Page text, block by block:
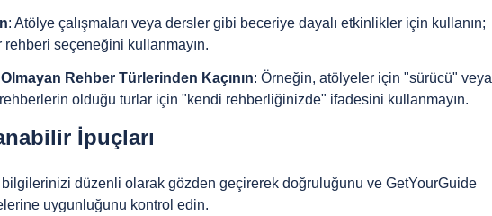
: Atölye çalışmaları veya dersler gibi beceriye dayalı etkinlikler için kullanın;
rehberi seçeneğini kullanmayın.
Rehber Türlerinden Kaçının: Örneğin, atölyeler için "sürücü" veya
olduğu turlar için "kendi rehberliğinizde" ifadesini kullanmayın.
İpuçları
düzenli olarak gözden geçirerek doğruluğunu ve GetYourGuide
uygunluğunu kontrol edin.